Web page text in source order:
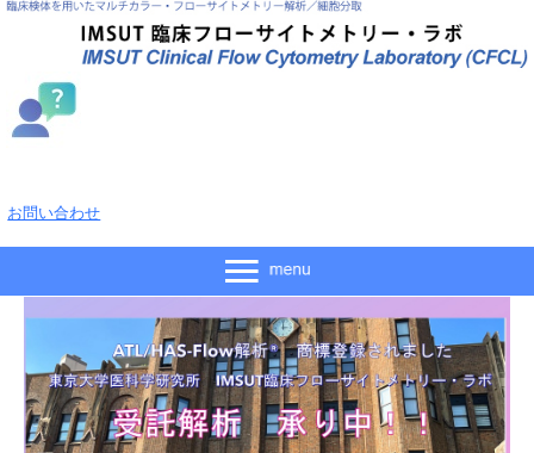
お問い合わせ